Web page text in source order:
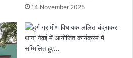
14 November 2025